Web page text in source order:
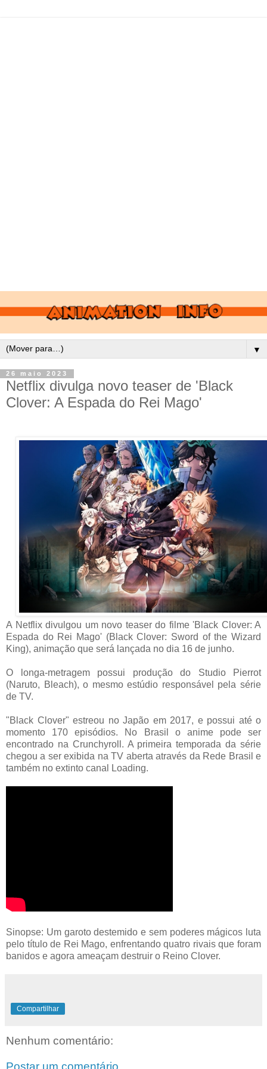
▼
26 maio 2023
Netflix divulga novo teaser de 'Black
Clover: A Espada do Rei Mago'
A Netflix divulgou um novo teaser do filme 'Black Clover: A
Espada do Rei Mago' (Black Clover: Sword of the Wizard
King), animação que será lançada no dia 16 de junho.
O longa-metragem possui produção do Studio Pierrot
(Naruto, Bleach), o mesmo estúdio responsável pela série
de TV.
"Black Clover" estreou no Japão em 2017, e possui até o
momento 170 episódios. No Brasil o anime pode ser
encontrado na Crunchyroll. A primeira temporada da série
chegou a ser exibida na TV aberta através da Rede Brasil e
também no extinto canal Loading.
Sinopse: Um garoto destemido e sem poderes mágicos luta
pelo título de Rei Mago, enfrentando quatro rivais que foram
banidos e agora ameaçam destruir o Reino Clover.
Compartilhar
Nenhum comentário: